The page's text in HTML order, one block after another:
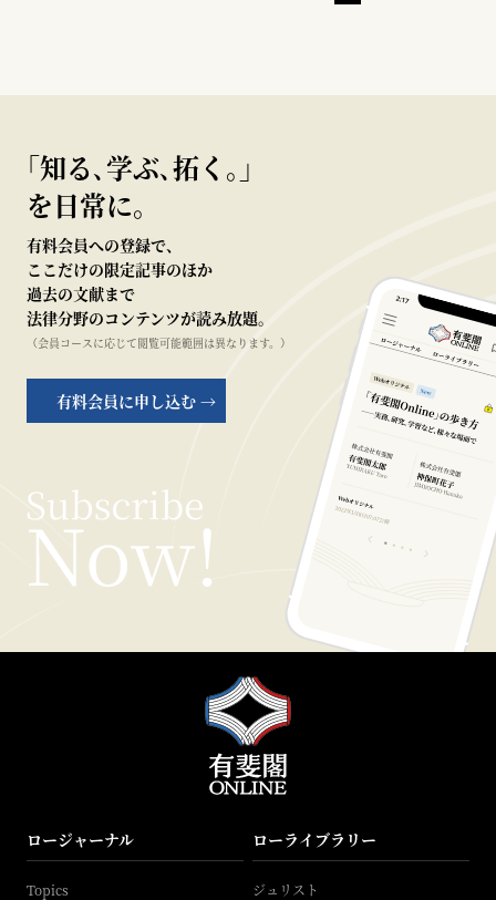
｢知る､学ぶ､拓く｡｣
を日常に。
有料会員への登録で、
ここだけの限定記事のほか
過去の文献まで
法律分野のコンテンツが読み放題。
（会員コースに応じて閲覧可能範囲は異なります。）
有料会員に申し込む →
ロージャーナル
Topics
ローライブラリー
ジュリスト